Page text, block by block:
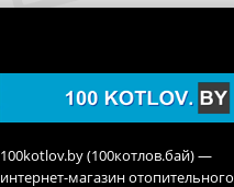
100kotlov.by (100котлов.бай) —
интернет-магазин отопительного